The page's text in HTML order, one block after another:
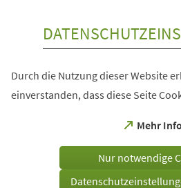
Durch die Nutzung dieser Website
einverstanden, dass diese Seite
Mehr
(Öffnet
einem
Tab)
Nur notwendige